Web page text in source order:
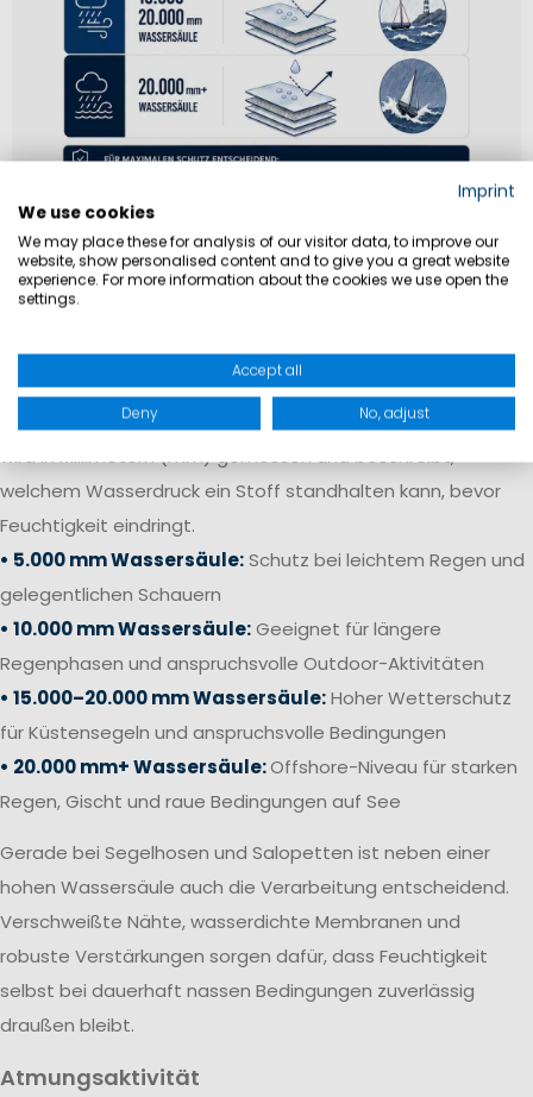
Die Wassersäule gibt an, wie wasserdicht ein Material ist. Sie
wird in Millimetern (mm) gemessen und beschreibt,
welchem Wasserdruck ein Stoff standhalten kann, bevor
Feuchtigkeit eindringt.
• 5.000 mm Wassersäule:Schutz bei leichtem Regen und
gelegentlichen Schauern
• 10.000 mm Wassersäule:Geeignet für längere
Regenphasen und anspruchsvolle Outdoor-Aktivitäten
• 15.000–20.000 mm Wassersäule:Hoher Wetterschutz
für Küstensegeln und anspruchsvolle Bedingungen
• 20.000 mm+ Wassersäule:Offshore-Niveau für starken
Regen, Gischt und raue Bedingungen auf See
Gerade bei Segelhosen und Salopetten ist neben einer
hohen Wassersäule auch die Verarbeitung entscheidend.
Verschweißte Nähte, wasserdichte Membranen und
robuste Verstärkungen sorgen dafür, dass Feuchtigkeit
selbst bei dauerhaft nassen Bedingungen zuverlässig
draußen bleibt.
Atmungsaktivität
Imprint
We use cookies
We may place these for analysis of our visitor data, to improve our
website, show personalised content and to give you a great website
experience. For more information about the cookies we use open the
settings.
Accept all
Deny No, adjust